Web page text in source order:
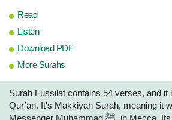
Read
Listen
Download PDF
More Surahs
Surah Fussilat contains 54 verses, and it
Qur’an. It's Makkiyah Surah, meaning it
Messenger Muhammad ﷺ, in Mecca. Its order is 41 in the Holy